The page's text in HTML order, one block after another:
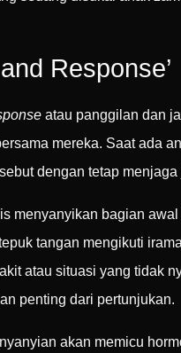
Response’
atau panggilan dan
mereka. Saat ada
dengan tetap menjaga
menyanyikan bagian
tangan mengikuti
atau situasi yang tidak
penting dari pertunjukan.
akan memicu